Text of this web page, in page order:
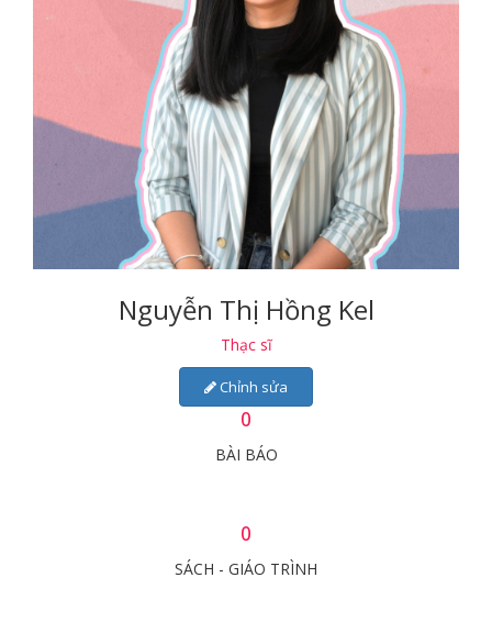
Nguyễn Thị Hồng Kel
Thạc sĩ
Chỉnh sửa
0
BÀI BÁO
0
SÁCH - GIÁO TRÌNH